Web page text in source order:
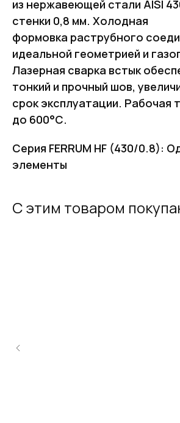
из нержавеющей стали AISI
стенки 0,8 мм. Холодная
формовка раструбного
идеальной геометрией и
Лазерная сварка встык
тонкий и прочный шов,
срок эксплуатации. Рабочая
до 600°С.
Серия FERRUM HF (430/0.8):
элементы
С этим товаром
расчет дымохода